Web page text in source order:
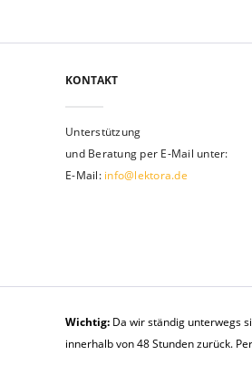
KONTAKT
Unterstützung
und Beratung per E-Mail unter:
E-Mail: info@lektora.de
Wichtig: Da wir ständig unterwegs
innerhalb von 48 Stunden zurück.